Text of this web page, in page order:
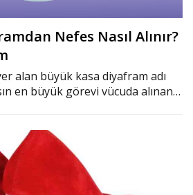
Nefes Nasıl Alınır?
alan büyük kasa diyafram adı
en büyük görevi vücuda alınan…